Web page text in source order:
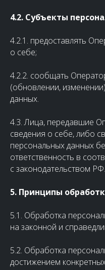
4.2. Субъекты
4.2.1. предоставлять
о себе;
4.2.2. сообщать
(обновлении,
данных.
4.3. Лица, передавшие
сведения о себе, либо
персональных данных
ответственность в
с законодательством РФ.
5. Принципы
5.1. Обработка
на законной и
5.2. Обработка
достижением